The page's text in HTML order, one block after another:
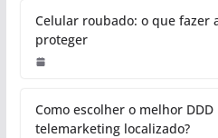
Celular roubado: o que fazer
proteger
Como escolher o melhor
telemarketing localizado?